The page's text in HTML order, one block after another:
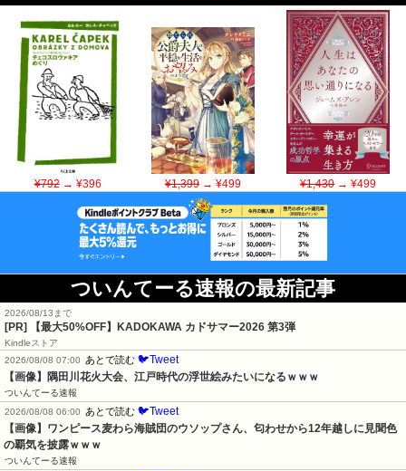
¥792→ ¥396 ¥1,399→ ¥499 ¥1,430→ ¥499
ついんてーる速報の最新記事
2026/08/13まで
[PR] 【最大50%OFF】KADOKAWA カドサマー2026 第3弾
Kindleストア
2026/08/08 07:00
あとで読む 🐦Tweet
【画像】隅田川花火大会、江戸時代の浮世絵みたいになるｗｗｗ
ついんてーる速報
2026/08/08 06:00
あとで読む 🐦Tweet
【画像】ワンピース麦わら海賊団のウソップさん、匂わせから12年越しに見聞色
の覇気を披露ｗｗｗ
ついんてーる速報